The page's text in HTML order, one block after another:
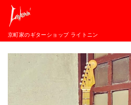
京町家のギターショップ ライトニン